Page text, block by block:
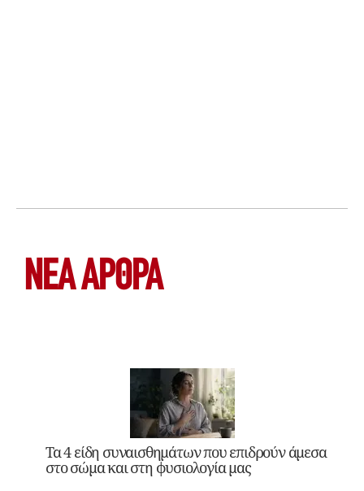
ΝΕΑ ΆΡΘΡΑ
Τα 4 είδη συναισθημάτων που επιδρούν άμεσα
στο σώμα και στη φυσιολογία μας